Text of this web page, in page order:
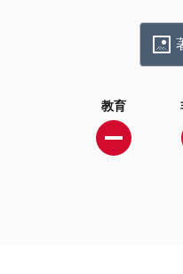
教育